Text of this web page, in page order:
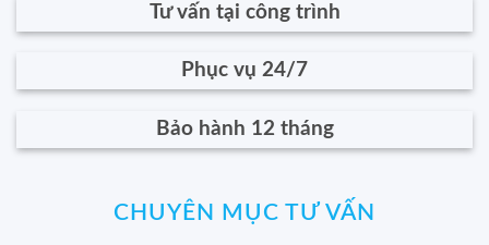
Tư vấn tại công trình
Phục vụ 24/7
Bảo hành 12 tháng
CHUYÊN MỤC TƯ VẤN